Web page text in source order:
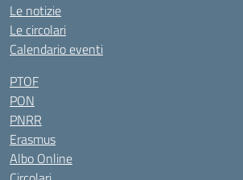
Le notizie
Le circolari
Calendario eventi
PTOF
PON
PNRR
Erasmus
Albo Online